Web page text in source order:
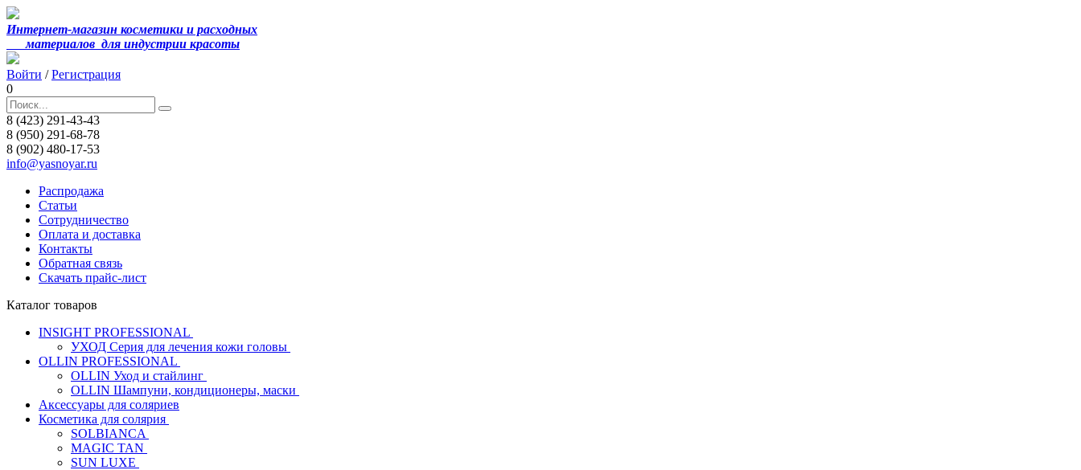
Интернет-магазин косметики и расходных
материалов для индустрии красоты
Войти /Регистрация
0
8 (423) 291-43-43
8 (950) 291-68-78
8 (902) 480-17-53
info@yasnoyar.ru
Распродажа
Статьи
Сотрудничество
Оплата и доставка
Контакты
Обратная связь
Скачать прайс-лист
Каталог товаров
INSIGHT PROFESSIONAL
УХОД Серия для лечения кожи головы
OLLIN PROFESSIONAL
OLLIN Уход и стайлинг
OLLIN Шампуни, кондиционеры, маски
Аксессуары для соляриев
Косметика для солярия
SOLBIANCA
MAGIC TAN
SUN LUXE